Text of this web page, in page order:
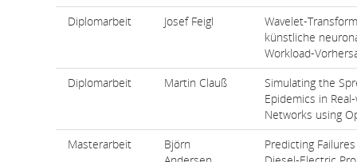
Diplomarbeit
Josef Feigl
Wavelet-
künstliche
Workload-
Diplomarbeit
Martin Clauß
Simulating the
Epidemics in
Networks using
Masterarbeit
Björn
Predicting